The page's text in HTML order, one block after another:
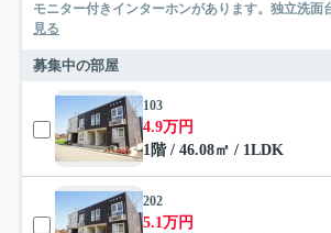
モニター付きインターホンがあります。独立洗面
見る
募集中の部屋
103
4.9万円
1階 / 46.08㎡ / 1LDK
202
5.1万円